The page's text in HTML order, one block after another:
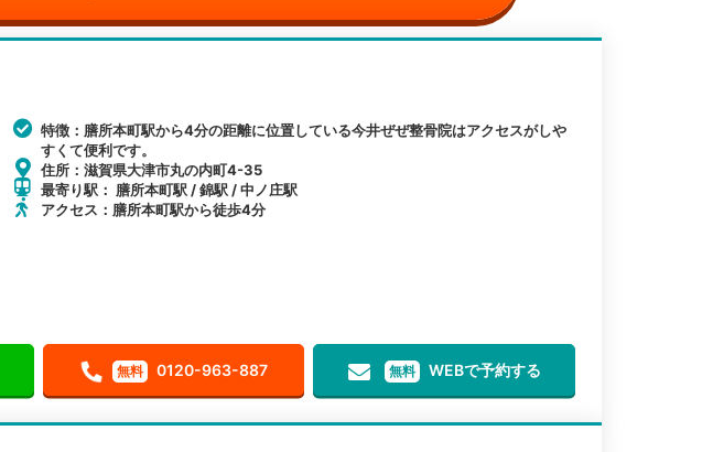
特徴：膳所本町駅から4分の距離に位置している今井ぜぜ整骨院はアクセスがしや
すくて便利です。
住所：滋賀県大津市丸の内町4-35
最寄り駅： 膳所本町駅 / 錦駅 / 中ノ庄駅
アクセス：膳所本町駅から徒歩4分
無料 0120-963-887 無料 WEBで予約する